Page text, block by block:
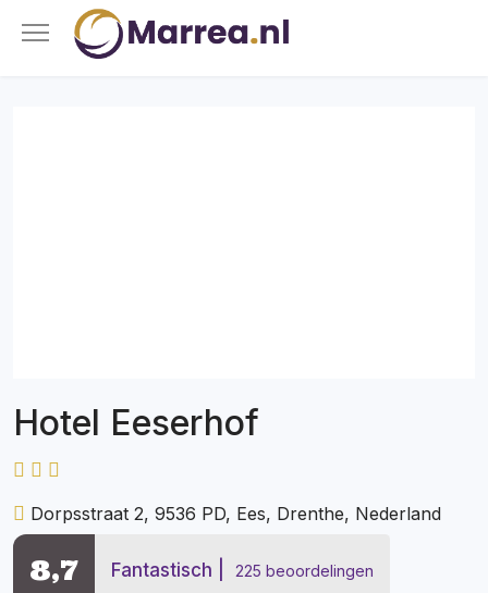
Hotel Eeserhof
Dorpsstraat 2, 9536 PD, Ees, Drenthe, Nederland
Fantastisch 225 beoordelingen
8,7